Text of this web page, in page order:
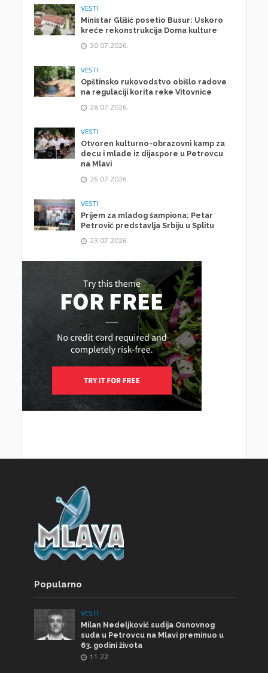
VESTI
Ministar Glišić posetio Busur: Uskoro
kreće rekonstrukcija Doma kulture
30.07.2026.
VESTI
Opštinsko rukovodstvo obišlo radove
na regulaciji korita reke Vitovnice
28.07.2026.
VESTI
Otvoren kulturno-obrazovni kamp za
decu i mlade iz dijaspore u Petrovcu
na Mlavi
26.07.2026.
VESTI
Prijem za mladog šampiona: Petar
Petrović predstavlja Srbiju u Splitu
23.07.2026.
Popularno
VESTI
Milan Nedeljković sudija Osnovnog
suda u Petrovcu na Mlavi preminuo u
63. godini života
11:22